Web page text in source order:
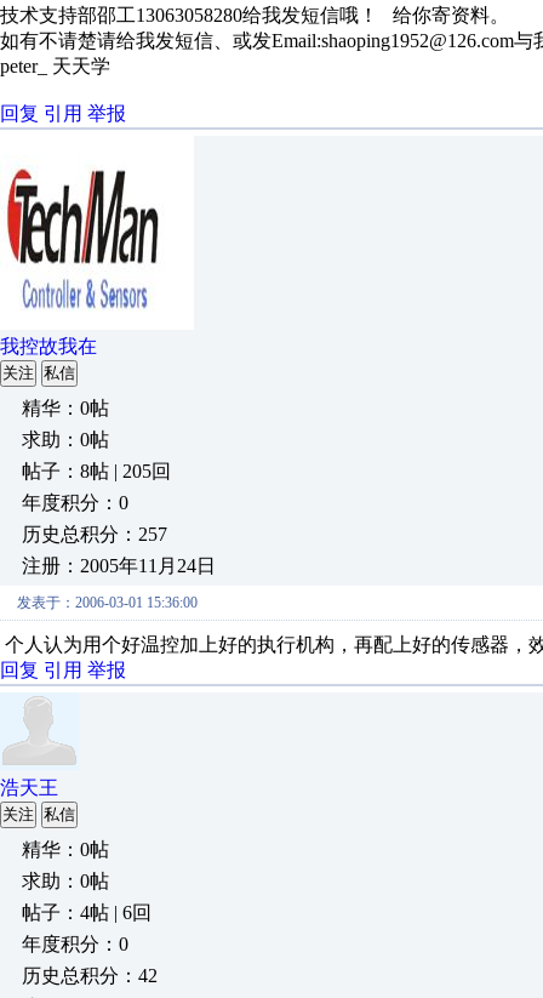
技术支持部邵工13063058280给我发短信哦！ 给你寄资料。
如有不请楚请给我发短信、或发Email:shaoping1952@126.com与
peter_ 天天学
回复 引用 举报
我控故我在
关注 私信
精华：0帖
求助：0帖
帖子：8帖 | 205回
年度积分：0
历史总积分：257
注册：2005年11月24日
发表于：2006-03-01 15:36:00
个人认为用个好温控加上好的执行机构，再配上好的传感器，
回复 引用 举报
浩天王
关注 私信
精华：0帖
求助：0帖
帖子：4帖 | 6回
年度积分：0
历史总积分：42